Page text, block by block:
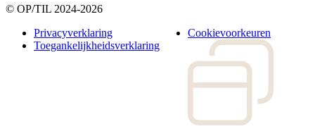
© OP/TIL 2024-2026
Legal
menu
Privacyverklaring
Toegankelijkheidsverklaring
Cookievoorkeuren